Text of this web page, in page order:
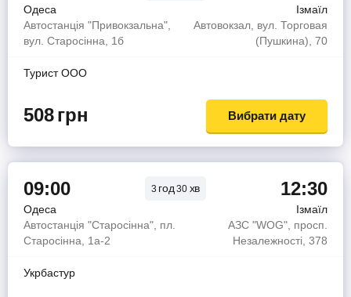
Одеса
Ізмаїл
Автостанція "Привокзальна",
вул. Старосінна, 1б
Автовокзал, вул. Торговая
(Пушкина), 70
Турист OOO
508грн Вибрати дату
09:00 3 год30 хв 12:30
Одеса
Ізмаїл
Автостанція "Старосінна", пл.
Старосінна, 1а-2
АЗС "WOG", просп.
Незалежності, 378
Укрбастур